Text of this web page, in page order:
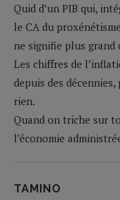
Quid d’un PIB qui,
le CA du
ne signifie plus grand
Les chiffres de
depuis des
rien.
Quand on triche sur
l’économie
TAMINO